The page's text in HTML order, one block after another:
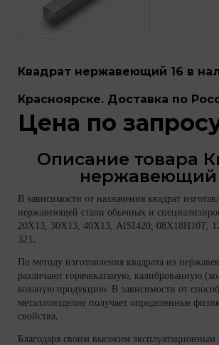
Квадрат нержавеющий 16 в
Красноярске. Доставка по
Цена по
Описание товара
нержавеющий
В зависимости от назначения квадрат
нержавеющей стали обычных и
20Х13, 30Х13, 40Х13, AISI420, 08Х18Н10Т,
321.
По методу изготовления квадрата из
различают горячекатаную, калиброванную
кованую продукцию. В зависимости от
металлоизделие получает определенные
свойства.
Благодаря своим высоким эксплуатационным